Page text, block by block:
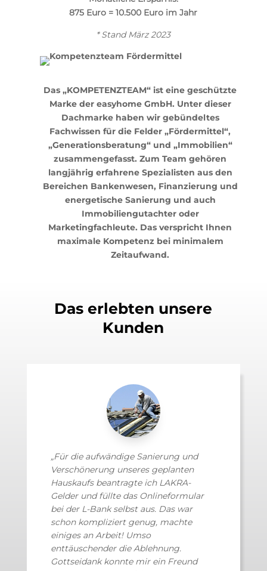
875 Euro = 10.500 Euro im Jahr
* Stand März 2023
Das „KOMPETENZTEAM“ ist eine geschützte
Marke der easyhome GmbH. Unter dieser
Dachmarke haben wir gebündeltes
Fachwissen für die Felder „Fördermittel“,
„Generationsberatung“ und „Immobilien“
zusammengefasst. Zum Team gehören
langjährig erfahrene Spezialisten aus den
Bereichen Bankenwesen, Finanzierung und
energetische Sanierung und auch
Immobiliengutachter oder
Marketingfachleute. Das verspricht Ihnen
maximale Kompetenz bei minimalem
Zeitaufwand.
Das erlebten unsere
Kunden
„Für die aufwändige Sanierung und
Verschönerung unseres geplanten
Hauskaufs beantragte ich LAKRA-
Gelder und füllte das Onlineformular
bei der L-Bank selbst aus. Das war
schon kompliziert genug, machte
einiges an Arbeit! Umso
enttäuschender die Ablehnung.
Gottseidank konnte mir ein Freund